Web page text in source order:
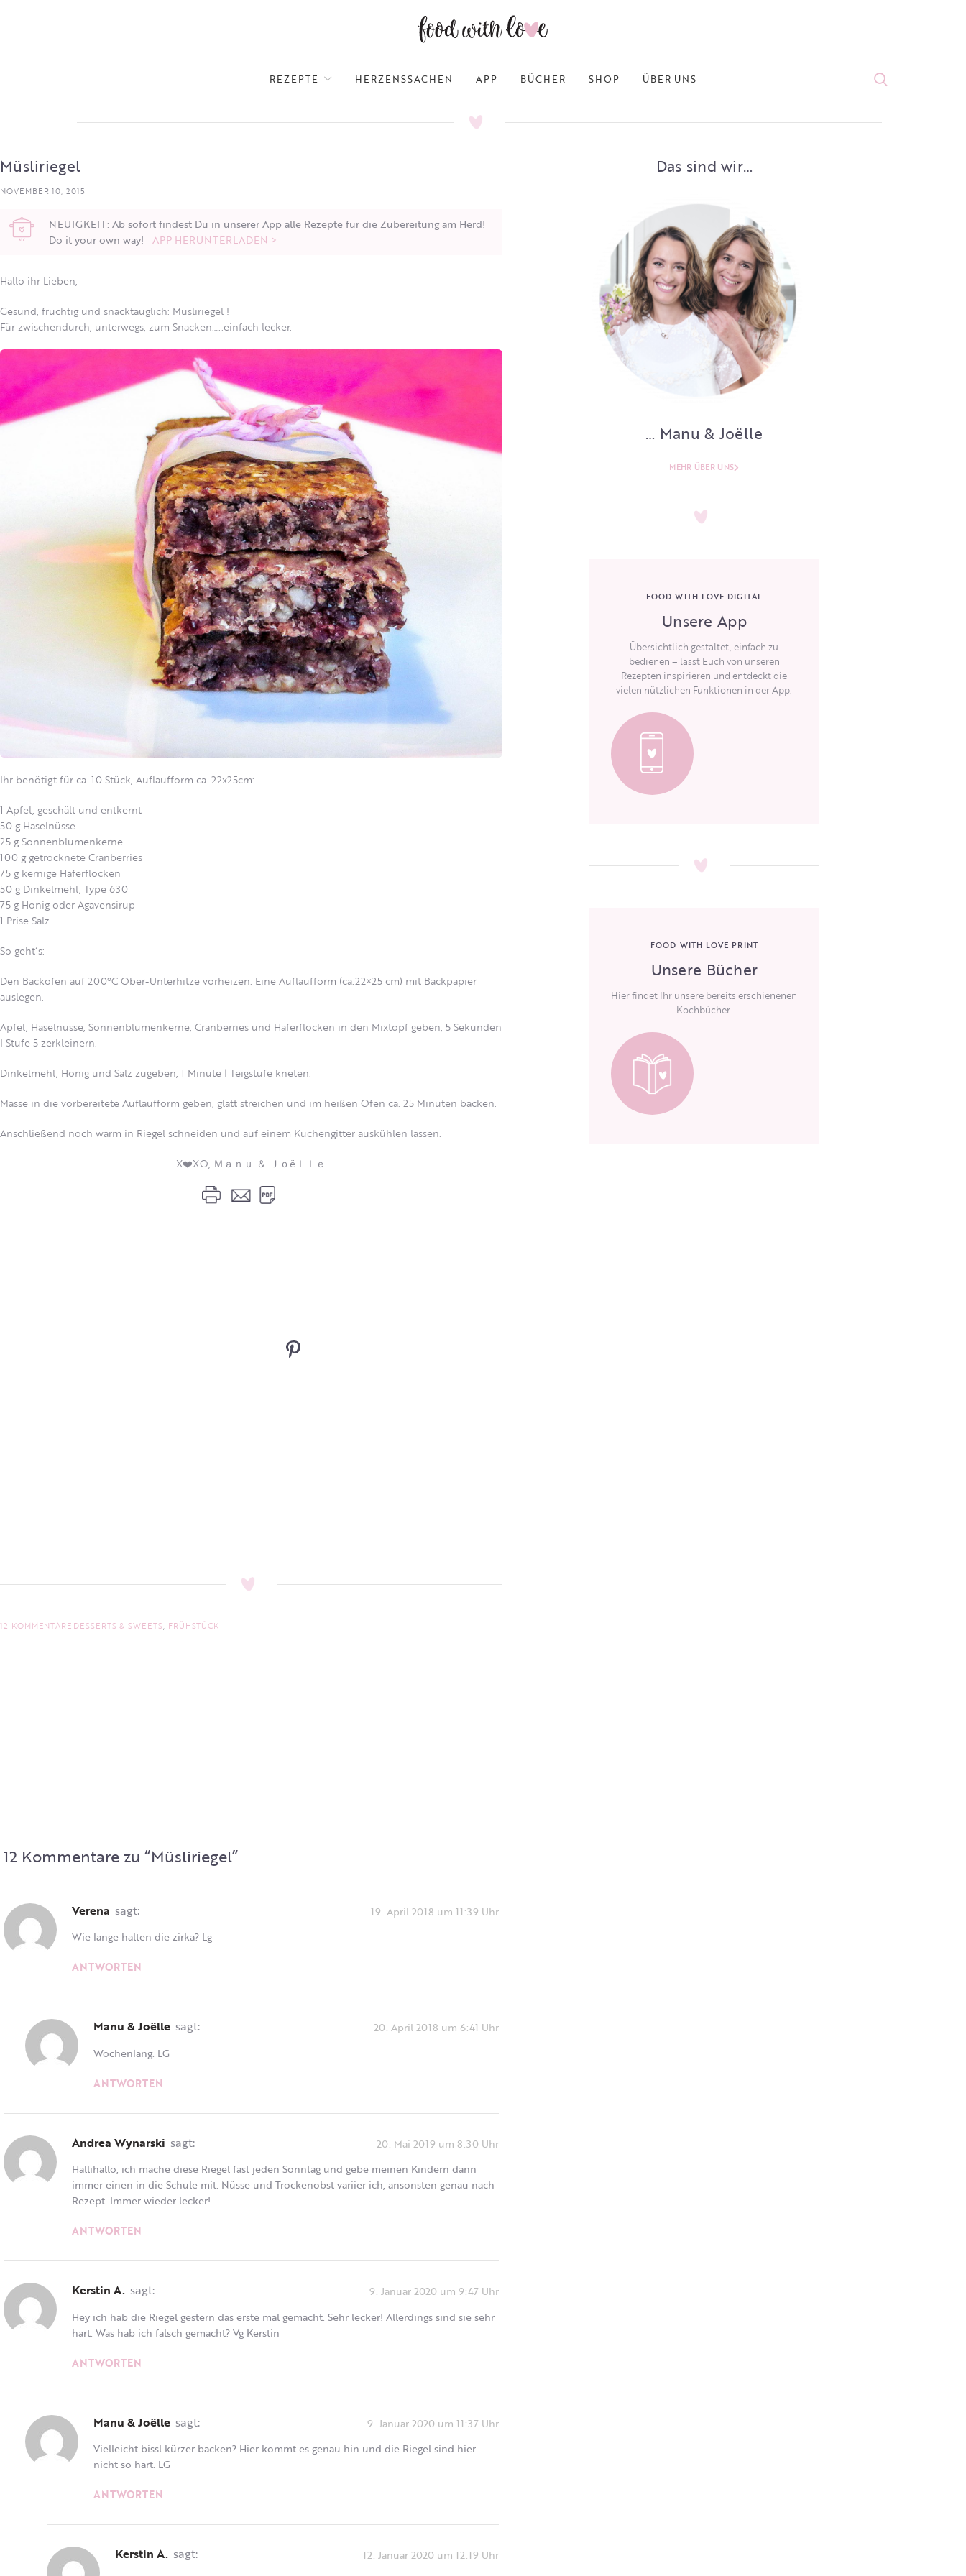
REZEPTE HERZENSSACHEN APP BÜCHER SHOP ÜBER UNS
Müsliriegel
NOVEMBER 10, 2015
NEUIGKEIT: Ab sofort findest Du in unserer App alle Rezepte für die Zubereitung am Herd!
Do it your own way! APP HERUNTERLADEN >
Hallo ihr Lieben,
Gesund, fruchtig und snacktauglich: Müsliriegel !
Für zwischendurch, unterwegs, zum Snacken…..einfach lecker.
Ihr benötigt für ca. 10 Stück, Auflaufform ca. 22x25cm:
1 Apfel, geschält und entkernt
50 g Haselnüsse
25 g Sonnenblumenkerne
100 g getrocknete Cranberries
75 g kernige Haferflocken
50 g Dinkelmehl, Type 630
75 g Honig oder Agavensirup
1 Prise Salz
So geht´s:
Den Backofen auf 200°C Ober-Unterhitze vorheizen. Eine Auflaufform (ca.22×25 cm) mit Backpapier
auslegen.
Apfel, Haselnüsse, Sonnenblumenkerne, Cranberries und Haferflocken in den Mixtopf geben, 5 Sekunden
| Stufe 5 zerkleinern.
Dinkelmehl, Honig und Salz zugeben, 1 Minute | Teigstufe kneten.
Masse in die vorbereitete Auflaufform geben, glatt streichen und im heißen Ofen ca. 25 Minuten backen.
Anschließend noch warm in Riegel schneiden und auf einem Kuchengitter auskühlen lassen.
X❤️XO, Ｍａｎｕ ＆ Ｊｏëｌｌｅ
12 KOMMENTAREDESSERTS & SWEETS, FRÜHSTÜCK
12 Kommentare zu “Müsliriegel”
Verena sagt:
19. April 2018 um 11:39 Uhr
Wie lange halten die zirka? Lg
ANTWORTEN
Manu & Joëlle sagt:
20. April 2018 um 6:41 Uhr
Wochenlang. LG
ANTWORTEN
Andrea Wynarski sagt:
20. Mai 2019 um 8:30 Uhr
Hallihallo, ich mache diese Riegel fast jeden Sonntag und gebe meinen Kindern dann
immer einen in die Schule mit. Nüsse und Trockenobst variier ich, ansonsten genau nach
Rezept. Immer wieder lecker!
ANTWORTEN
Kerstin A. sagt:
9. Januar 2020 um 9:47 Uhr
Hey ich hab die Riegel gestern das erste mal gemacht. Sehr lecker! Allerdings sind sie sehr
hart. Was hab ich falsch gemacht? Vg Kerstin
ANTWORTEN
Manu & Joëlle sagt:
9. Januar 2020 um 11:37 Uhr
Vielleicht bissl kürzer backen? Hier kommt es genau hin und die Riegel sind hier
nicht so hart. LG
ANTWORTEN
Kerstin A. sagt:
12. Januar 2020 um 12:19 Uhr
Das sind wir…
… Manu & Joëlle
MEHR ÜBER UNS
FOOD WITH LOVE DIGITAL
Unsere App
Übersichtlich gestaltet, einfach zu
bedienen – lasst Euch von unseren
Rezepten inspirieren und entdeckt die
vielen nützlichen Funktionen in der App.
FOOD WITH LOVE PRINT
Unsere Bücher
Hier findet Ihr unsere bereits erschienenen
Kochbücher.